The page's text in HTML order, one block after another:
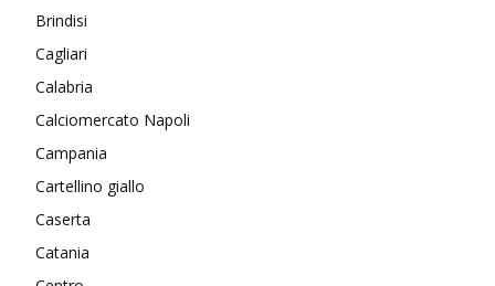
Brindisi
Cagliari
Calabria
Calciomercato Napoli
Campania
Cartellino giallo
Caserta
Catania